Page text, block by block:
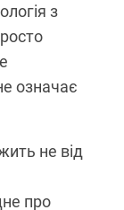
з
означає
не від
про